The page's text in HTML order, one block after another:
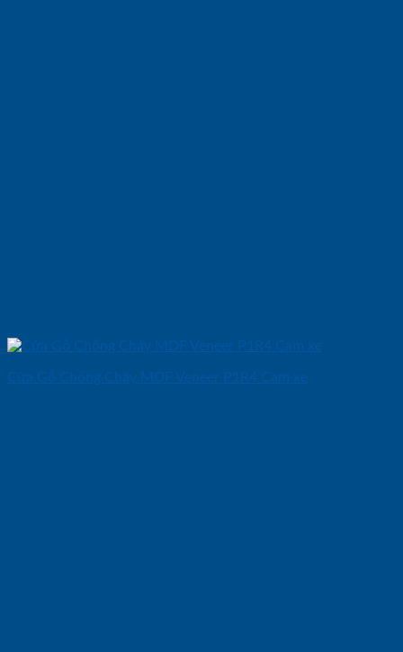
Cửa Gỗ Chống Cháy MDF Veneer P1R4 Cam xe